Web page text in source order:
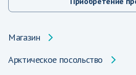
Магазин
Арктическое посольство